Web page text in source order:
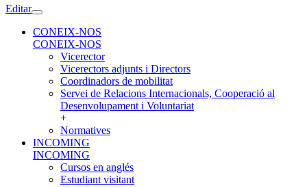
Editar
CONEIX-NOS
CONEIX-NOS
Vicerector
Vicerectors adjunts i Directors
Coordinadors de mobilitat
Servei de Relacions Internacionals, Cooperació al
Desenvolupament i Voluntariat
+
Normatives
INCOMING
INCOMING
Cursos en anglés
Estudiant visitant